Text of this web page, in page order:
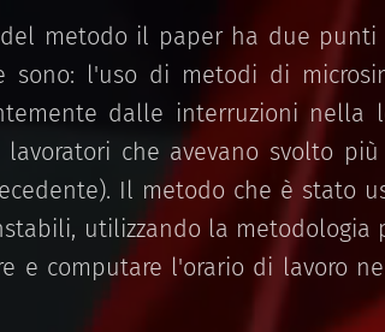
metodo il paper ha due
sono: l'uso di metodi di
dalle interruzioni nella
che avevano svolto
Il metodo che è stato
utilizzando la metodologia
e computare l'orario di lavoro